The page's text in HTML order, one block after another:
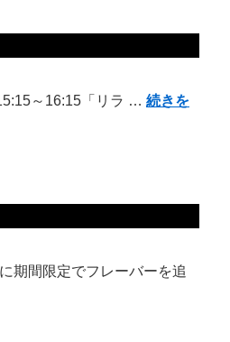
～16:15「リラ … 続きを
期間限定でフレーバーを追